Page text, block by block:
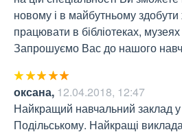
новому і в майбутньому
працювати в бібліотеках, музеях
Запрошуємо Вас до нашого
оксана, 12.04.2018, 12:47
Найкращий навчальний заклад
Подільському. Найкращі